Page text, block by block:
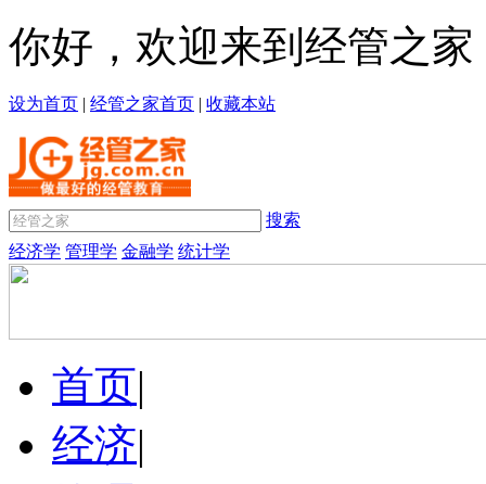
你好，欢迎来到经管之家
设为首页 | 经管之家首页 | 收藏本站
搜索
经济学 管理学 金融学 统计学
首页|
经济|